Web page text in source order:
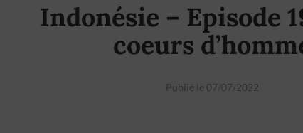
Indonésie – Episode
coeurs
Publié le 07/07/2022